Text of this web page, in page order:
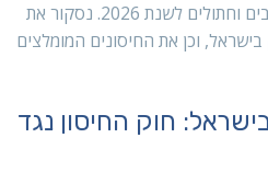
נציג מידע עדכני על חיסוני כלבים וחתולים לשנת 2026. נסקור את
וכן את החיסונים המומלצים
חוק החיסון נגד